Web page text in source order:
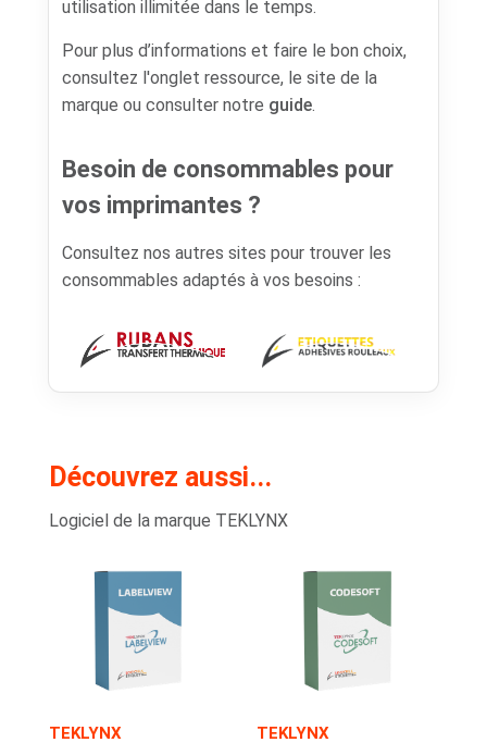
utilisation illimitée dans le temps.
Pour plus d’informations et faire le bon choix,
consultez l'onglet ressource, le site de la
marque ou consulter notre guide.
Besoin de consommables pour
vos imprimantes ?
Consultez nos autres sites pour trouver les
consommables adaptés à vos besoins :
Découvrez aussi...
Logiciel de la marque TEKLYNX
TEKLYNX TEKLYNX